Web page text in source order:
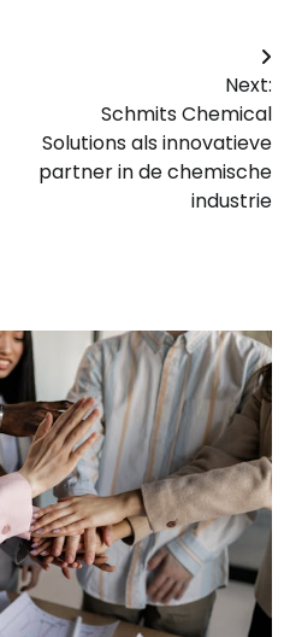
Next:
Schmits Chemical
Solutions als innovatieve
partner in de chemische
industrie